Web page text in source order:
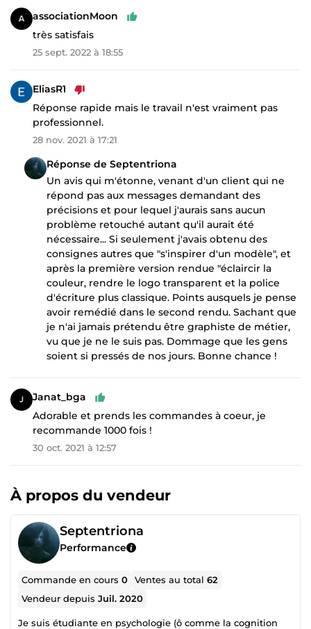
associationMoon
très satisfais
25 sept. 2022 à 18:55
EliasR1
Réponse rapide mais le travail n'est vraiment pas
professionnel.
28 nov. 2021 à 17:21
Réponse de Septentriona
Un avis qui m'étonne, venant d'un client qui ne
répond pas aux messages demandant des
précisions et pour lequel j'aurais sans aucun
problème retouché autant qu'il aurait été
nécessaire... Si seulement j'avais obtenu des
consignes autres que "s'inspirer d'un modèle", et
après la première version rendue "éclaircir la
couleur, rendre le logo transparent et la police
d'écriture plus classique. Points ausquels je pense
avoir remédié dans le second rendu. Sachant que
je n'ai jamais prétendu être graphiste de métier,
vu que je ne le suis pas. Dommage que les gens
soient si pressés de nos jours. Bonne chance !
Janat_bga
Adorable et prends les commandes à coeur, je
recommande 1000 fois !
30 oct. 2021 à 12:57
À propos du vendeur
Septentriona
Performance
Commande en cours0 Ventes au total62
Vendeur depuisJuil. 2020
Je suis étudiante en psychologie (ô comme la cognition